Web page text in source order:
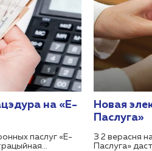
на «Е-
паслуг «Е-
Новая
Паслуга»
З 2 верасня
Паслуга»